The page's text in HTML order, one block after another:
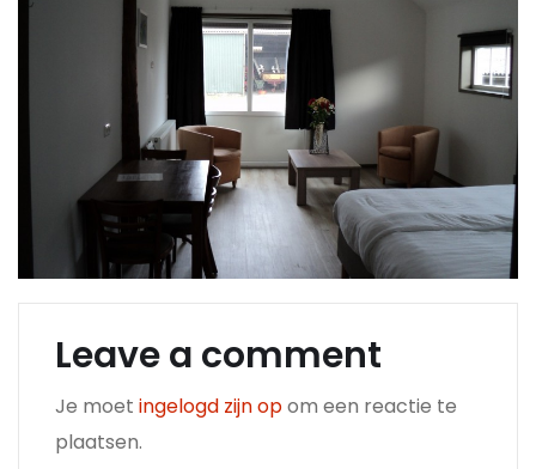
Leave a comment
Je moet ingelogd zijn opom een reactie te
plaatsen.